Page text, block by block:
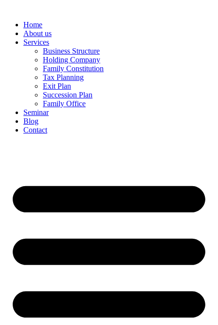
Home
About us
Services
Business Structure
Holding Company
Family Constitution
Tax Planning
Exit Plan
Succession Plan
Family Office
Seminar
Blog
Contact